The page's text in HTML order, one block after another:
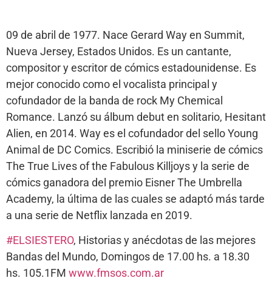
09 de abril de 1977. Nace Gerard Way en Summit,
Nueva Jersey, Estados Unidos. Es un cantante,
compositor y escritor de cómics estadounidense. Es
mejor conocido como el vocalista principal y
cofundador de la banda de rock My Chemical
Romance. Lanzó su álbum debut en solitario, Hesitant
Alien, en 2014. Way es el cofundador del sello Young
Animal de DC Comics. Escribió la miniserie de cómics
The True Lives of the Fabulous Killjoys y la serie de
cómics ganadora del premio Eisner The Umbrella
Academy, la última de las cuales se adaptó más tarde
a una serie de Netflix lanzada en 2019.
#ELSIESTERO, Historias y anécdotas de las mejores
Bandas del Mundo, Domingos de 17.00 hs. a 18.30
hs. 105.1FM www.fmsos.com.ar